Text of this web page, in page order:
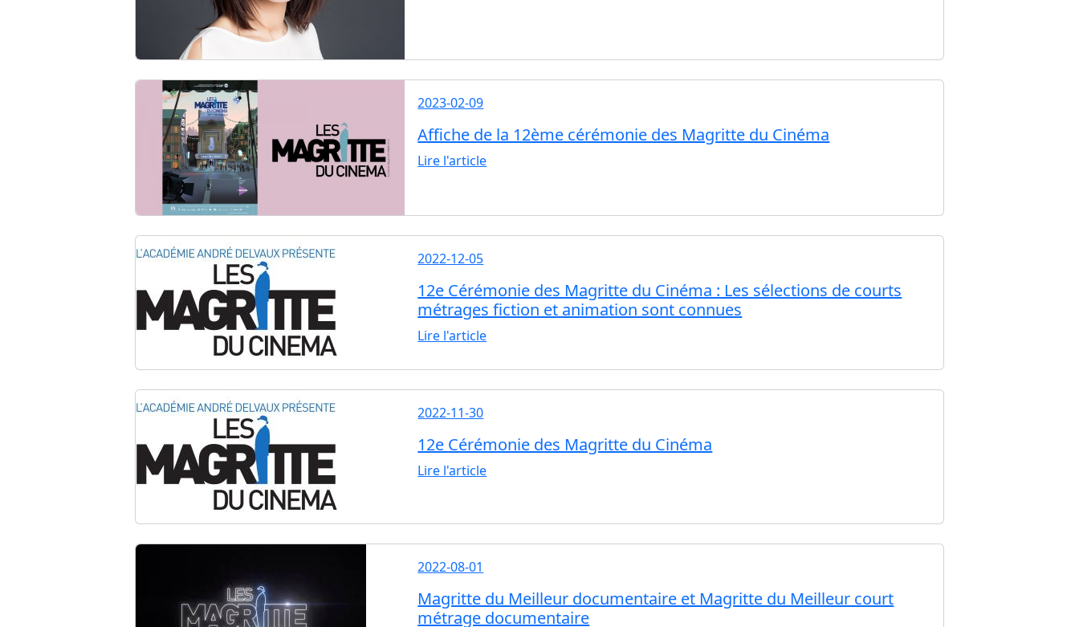
2023-02-09
Affiche de la 12ème cérémonie des Magritte du Cinéma
Lire l'article
2022-12-05
12e Cérémonie des Magritte du Cinéma : Les sélections de courts
métrages fiction et animation sont connues
Lire l'article
2022-11-30
12e Cérémonie des Magritte du Cinéma
Lire l'article
2022-08-01
Magritte du Meilleur documentaire et Magritte du Meilleur court
métrage documentaire